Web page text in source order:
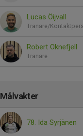
Lucas Öijvall
Tränare/
Robert Oknefjell
Tränare
Målvakter
78. Ida Syrjänen